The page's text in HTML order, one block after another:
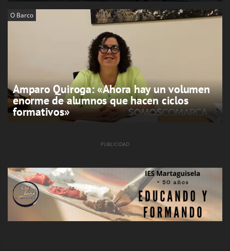
O Barco
Amparo Quiroga: «Ahora hay un volumen
enorme de alumnos que hacen ciclos
formativos»